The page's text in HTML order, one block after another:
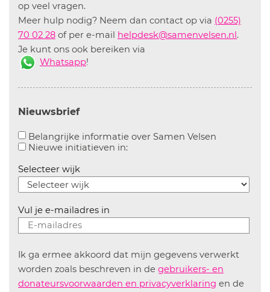
op veel vragen.
Meer hulp nodig? Neem dan contact op via (0255)
70 02 28 of per e-mail helpdesk@samenvelsen.nl.
Je kunt ons ook bereiken via
Whatsapp!
Nieuwsbrief
Belangrijke informatie over Samen Velsen
Nieuwe initiatieven in:Aanvinken om informatie over
Selecteer wijk
Vul je e-mailadres in
Ik ga ermee akkoord dat mijn gegevens verwerkt
worden zoals beschreven in de gebruikers- en
donateursvoorwaarden en privacyverklaring en de